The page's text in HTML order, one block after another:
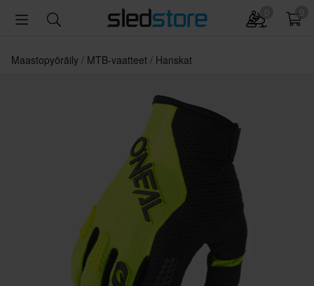
Maastopyöräily MTB-vaatteet Hanskat